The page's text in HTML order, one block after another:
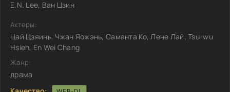
E.N. Lee, Ван Цзин
Актеры:
Цай Цзяинь, Чжан Яожэнь, Саманта Ко, Лене Лай, Tsu-wu
Hsieh, En Wei Chang
Жанр:
драма